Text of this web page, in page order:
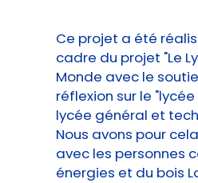
Ce projet a été
cadre du projet "Le
Monde avec le
réflexion sur le
lycée général et
Nous avons pour
avec les personnes
énergies et du bois